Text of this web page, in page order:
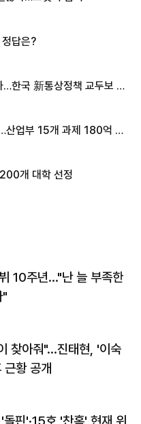
답은?
한국 新통상정책 교두보 활
산업부 15개 과제 180억 지
개 대학 선정
10주년…"난 늘 부족한
"
찾아줘"…진태현, '이숙
황 공개